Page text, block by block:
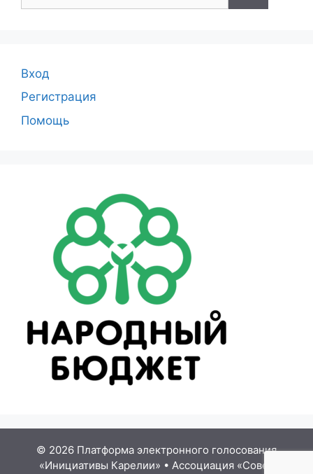
Вход
Регистрация
Помощь
© 2026 Платформа электронного голосования
«Инициативы Карелии» • Ассоциация «Совет